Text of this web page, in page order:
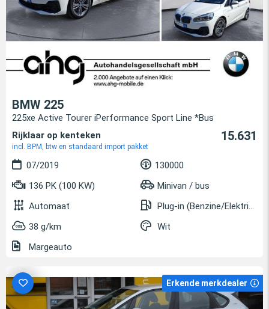
BMW 225
225xe Active Tourer iPerformance Sport Line *Bus
Rijklaar op kenteken
incl. BPM, btw en standaard import pakket
15.631
07/2019
130000
136 PK (100 KW)
Minivan / bus
Automaat
Plug-in (Benzine/Elektrisch)
38 g/km
Wit
Margeauto
Erkende merkdealer